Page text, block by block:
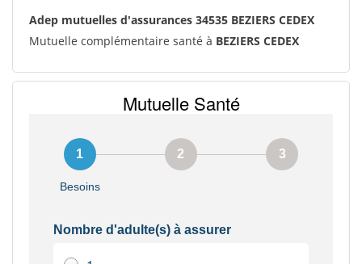
Adep mutuelles d'assurances 34535 BEZIERS CEDEX
Mutuelle complémentaire santé à BEZIERS CEDEX